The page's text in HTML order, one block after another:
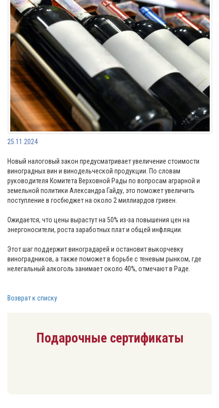
25.11.2024
Новый налоговый закон предусматривает увеличение стоимости
виноградных вин и винодельческой продукции. По словам
руководителя Комитета Верховной Рады по вопросам аграрной и
земельной политики Александра Гайду, это поможет увеличить
поступление в госбюджет на около 2 миллиардов гривен.
Ожидается, что цены вырастут на 50% из-за повышения цен на
энергоносители, роста заработных плат и общей инфляции.
Этот шаг поддержит виноградарей и остановит выкорчевку
виноградников, а также поможет в борьбе с теневым рынком, где
нелегальный алкоголь занимает около 40%, отмечают в Раде.
Возврат к списку
Подарочные сертификаты